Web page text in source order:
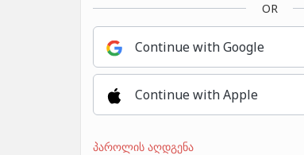
OR
Continue with Google
Continue with Apple
პაროლის აღდგენა